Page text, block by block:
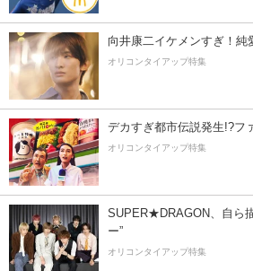
向井康二イケメンすぎ！純
オリコンタイアップ特集
デカすぎ都市伝説発生!?フ
オリコンタイアップ特集
SUPER★DRAGON、自ら
ー”
オリコンタイアップ特集